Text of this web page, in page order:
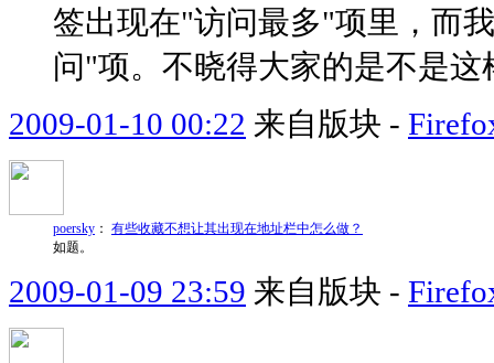
签出现在"访问最多"项里，而
问"项。不晓得大家的是不是这
2009-01-10 00:22 来自版块 -
poersky ： 有些收藏不想让其出现在地址栏中怎么做？
如题。
2009-01-09 23:59 来自版块 -